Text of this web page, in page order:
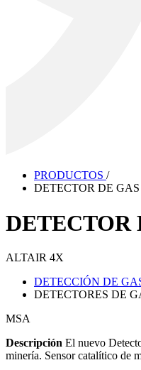
PRODUCTOS /
DETECTOR DE
DETECTOR
ALTAIR 4X
DETECCIÓN DE
DETECTORES DE
MSA
Descripción El nuevo
minería. Sensor catalítico de